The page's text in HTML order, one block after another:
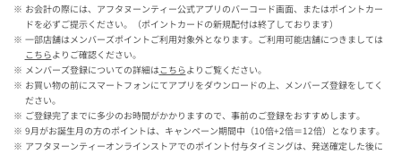
お会計の際には、アフタヌーンティー公式アプリのバーコード画面、またはポイントカー
ドを必ずご提示ください。（ポイントカードの新規配付は終了しております）
一部店舗はメンバーズポイントご利用対象外となります。ご利用可能店舗につきましては
こちらよりご確認ください。
メンバーズ登録についての詳細はこちらよりご覧ください。
お買い物の前にスマートフォンにてアプリをダウンロードの上、メンバーズ登録をしてく
ださい。
ご登録完了までに多少のお時間がかかりますので、事前のご登録をおすすめします。
9月がお誕生月の方のポイントは、キャンペーン期間中（10倍+2倍＝12倍）となります。
アフタヌーンティーオンラインストアでのポイント付与タイミングは、発送確定した後に